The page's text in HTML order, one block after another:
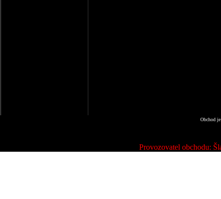
Obchod
Provozovatel obchodu: